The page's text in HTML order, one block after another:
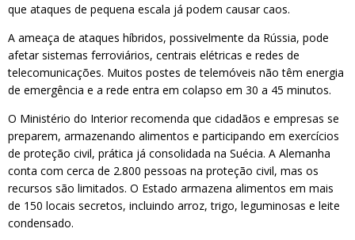
que ataques de pequena escala já podem causar caos.
A ameaça de ataques híbridos, possivelmente da Rússia, pode
afetar sistemas ferroviários, centrais elétricas e redes de
telecomunicações. Muitos postes de telemóveis não têm energia
de emergência e a rede entra em colapso em 30 a 45 minutos.
O Ministério do Interior recomenda que cidadãos e empresas se
preparem, armazenando alimentos e participando em exercícios
de proteção civil, prática já consolidada na Suécia. A Alemanha
conta com cerca de 2.800 pessoas na proteção civil, mas os
recursos são limitados. O Estado armazena alimentos em mais
de 150 locais secretos, incluindo arroz, trigo, leguminosas e leite
condensado.